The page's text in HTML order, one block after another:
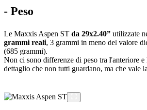
- Peso
Le Maxxis Aspen ST da 29x2.40” utilizzate
grammi reali, 3 grammi in meno del valore
(685 grammi).
Non ci sono differenze di peso tra l'anteriore e
dettaglio che non tutti guardano, ma che vale